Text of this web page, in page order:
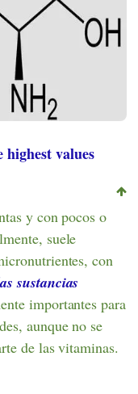
values
y con pocos o
suele
con
sustancias
importantes para
aunque no se
de las vitaminas.